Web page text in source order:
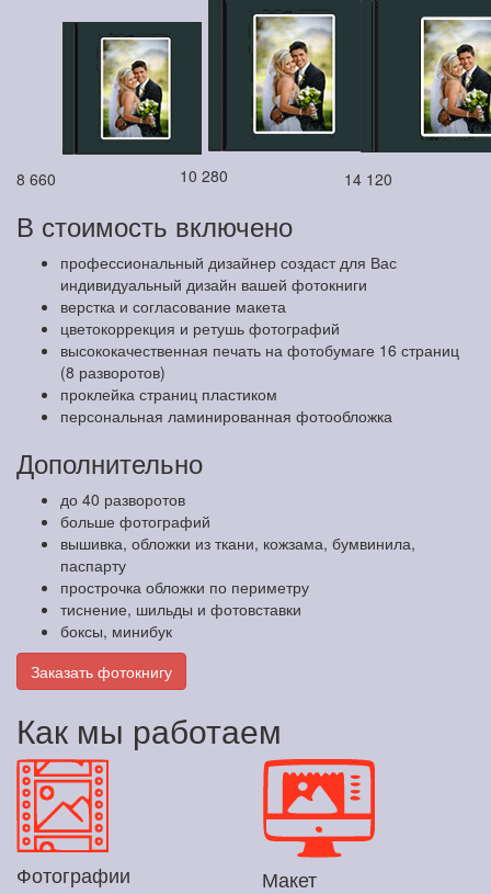
8 660 10 280 14 120
В стоимость включено
профессиональный дизайнер создаст для Вас
индивидуальный дизайн вашей фотокниги
верстка и согласование макета
цветокоррекция и ретушь фотографий
высококачественная печать на фотобумаге 16 страниц
(8 разворотов)
проклейка страниц пластиком
персональная ламинированная фотообложка
Дополнительно
до 40 разворотов
больше фотографий
вышивка, обложки из ткани, кожзама, бумвинила,
паспарту
прострочка обложки по периметру
тиснение, шильды и фотовставки
боксы, минибук
Заказать фотокнигу
Как мы работаем
Фотографии Макет